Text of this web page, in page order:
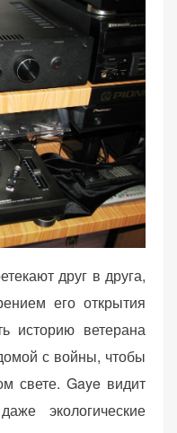
друг в друга,
его открытия
историю ветерана
с войны, чтобы
свете. Gaye видит
экологические